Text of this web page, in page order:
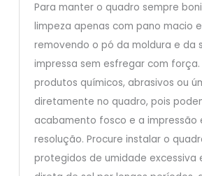
Para manter o quadro sempre
limpeza apenas com pano macio
removendo o pó da moldura e da
impressa sem esfregar com força.
produtos químicos, abrasivos ou
diretamente no quadro, pois
acabamento fosco e a impressão
resolução. Procure instalar o
protegidos de umidade excessiva